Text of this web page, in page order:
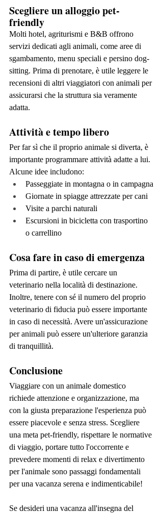
Scegliere un alloggio pet-
friendly
Molti hotel, agriturismi e B&B offrono
servizi dedicati agli animali, come aree di
sgambamento, menu speciali e persino dog-
sitting. Prima di prenotare, è utile leggere le
recensioni di altri viaggiatori con animali per
assicurarsi che la struttura sia veramente
adatta.
Attività e tempo libero
Per far sì che il proprio animale si diverta, è
importante programmare attività adatte a lui.
Alcune idee includono:
Passeggiate in montagna o in campagna
Giornate in spiagge attrezzate per cani
Visite a parchi naturali
Escursioni in bicicletta con trasportino
o carrellino
Cosa fare in caso di emergenza
Prima di partire, è utile cercare un
veterinario nella località di destinazione.
Inoltre, tenere con sé il numero del proprio
veterinario di fiducia può essere importante
in caso di necessità. Avere un'assicurazione
per animali può essere un'ulteriore garanzia
di tranquillità.
Conclusione
Viaggiare con un animale domestico
richiede attenzione e organizzazione, ma
con la giusta preparazione l'esperienza può
essere piacevole e senza stress. Scegliere
una meta pet-friendly, rispettare le normative
di viaggio, portare tutto l'occorrente e
prevedere momenti di relax e divertimento
per l'animale sono passaggi fondamentali
per una vacanza serena e indimenticabile!
Se desideri una vacanza all'insegna del